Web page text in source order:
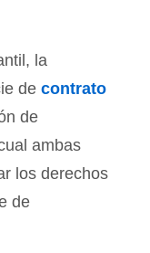
la
de contrato
de
ambas
los derechos
de